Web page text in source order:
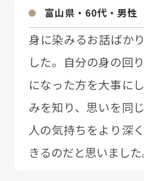
富⼭県・60代・男性
⾝に染みるお話ばか
した。⾃分の⾝の回
になった⽅を⼤事に
みを知り、思いを同
⼈の気持ちをより深
きるのだと思いました